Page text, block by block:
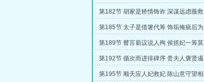
第182节 胡家是矫情饰诈 深谋远虑薇救
第185节 太子是借箸代筹 饰垢掩疵后为
第189节 瞽言蒭议说人殉 侯抓妃一筹莫
第192节 循次而进排碑序 贵夫人褒贤遏
第195节 顺天应人妃救妃 陈山意守望相